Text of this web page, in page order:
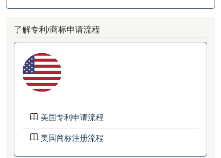
了解专利/商标申请流程
美国专利申请流程
美国商标注册流程